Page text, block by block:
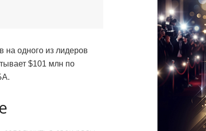
на одного из лидеров
$101 млн по